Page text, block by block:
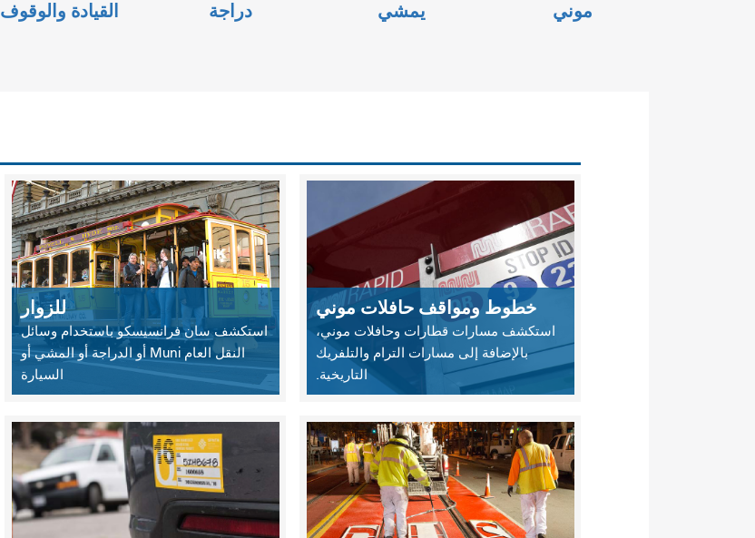
موني يمشي دراجة القيادة والوقوف
خطوط ومواقف حافلات موني
استكشف مسارات قطارات وحافلات موني،
بالإضافة إلى مسارات الترام والتلفريك
التاريخية.
للزوار
استكشف سان فرانسيسكو باستخدام وسائل
النقل العام Muni أو الدراجة أو المشي أو
السيارة